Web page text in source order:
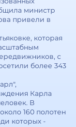
министр
привели в
которая
с
более 343
Карла
В
160 полотен
которых -